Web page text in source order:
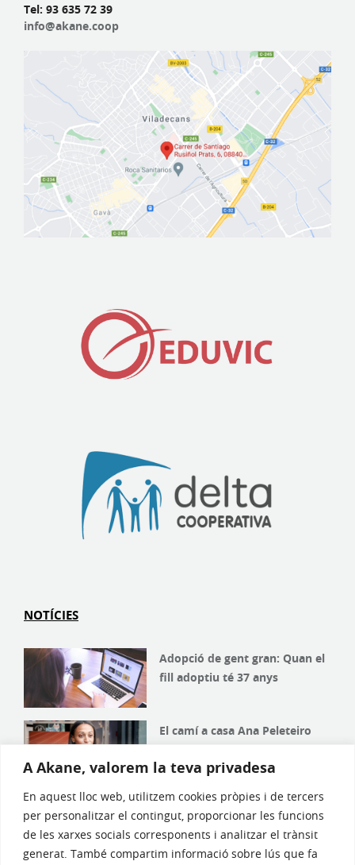
A Akane, valorem la teva privadesa
En aquest lloc web, utilitzem cookies pròpies i de tercers
per personalitzar el contingut, proporcionar les funcions
de les xarxes socials corresponents i analitzar el trànsit
generat. També compartim informació sobre lús que fa
Tel: 93 635 72 39
info@akane.coop
NOTÍCIES
Adopció de gent gran: Quan el
fill adoptiu té 37 anys
El camí a casa Ana Peleteiro
De 5 a 7 anys: així és el procés
d’adopció a Espanya